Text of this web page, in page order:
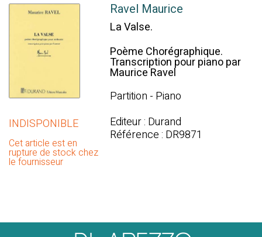
INDISPONIBLE
Cet article est en
rupture de stock chez
le fournisseur
Ravel Maurice
La Valse.
Poème Chorégraphique.
Transcription pour piano par
Maurice Ravel
Partition - Piano
Editeur : Durand
Référence : DR9871